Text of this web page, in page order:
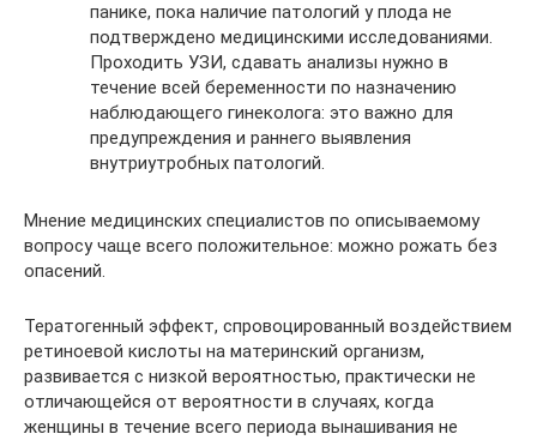
панике, пока наличие патологий у плода не
подтверждено медицинскими исследованиями.
Проходить УЗИ, сдавать анализы нужно в
течение всей беременности по назначению
наблюдающего гинеколога: это важно для
предупреждения и раннего выявления
внутриутробных патологий.
Мнение медицинских специалистов по описываемому
вопросу чаще всего положительное: можно рожать без
опасений.
Тератогенный эффект, спровоцированный воздействием
ретиноевой кислоты на материнский организм,
развивается с низкой вероятностью, практически не
отличающейся от вероятности в случаях, когда
женщины в течение всего периода вынашивания не